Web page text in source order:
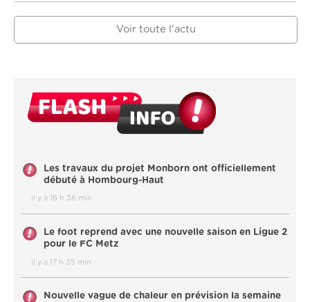
Voir toute l'actu
Les travaux du projet Monborn ont officiellement
débuté à Hombourg-Haut
il y a 16 h 36 min
Le foot reprend avec une nouvelle saison en Ligue 2
pour le FC Metz
il y a 17 h 35 min
Nouvelle vague de chaleur en prévision la semaine